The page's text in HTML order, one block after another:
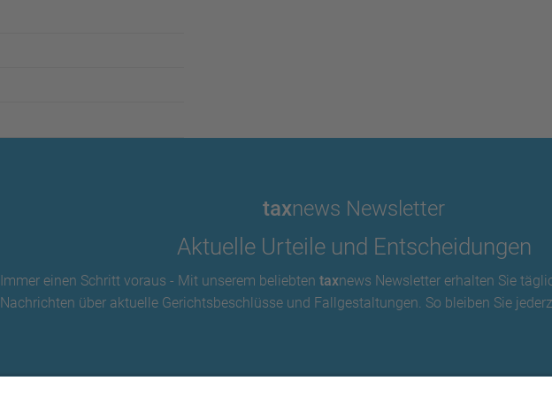
taxnews Newsletter
Aktuelle Urteile und Entscheidungen
Immer einen Schritt voraus - Mit unserem beliebten taxnews Newsletter erhalten Sie
Nachrichten über aktuelle Gerichtsbeschlüsse und Fallgestaltungen. So bleiben Sie